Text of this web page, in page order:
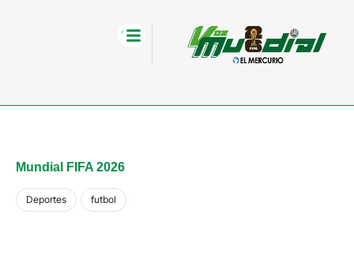
Mundial FIFA 2026
Deportes futbol